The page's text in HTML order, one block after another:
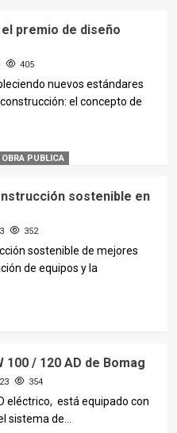
el premio de diseño
405
nuevos estándares
el concepto de
OBRA PUBLICA
sostenible en
352
sostenible de mejores
de equipos y la
/ 120 AD de Bomag
354
eléctrico, está equipado con
sistema de...